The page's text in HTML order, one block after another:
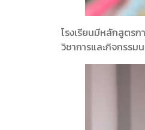
โรงเรียนมีหลักสูตร
วิชาการและกิจกรรม